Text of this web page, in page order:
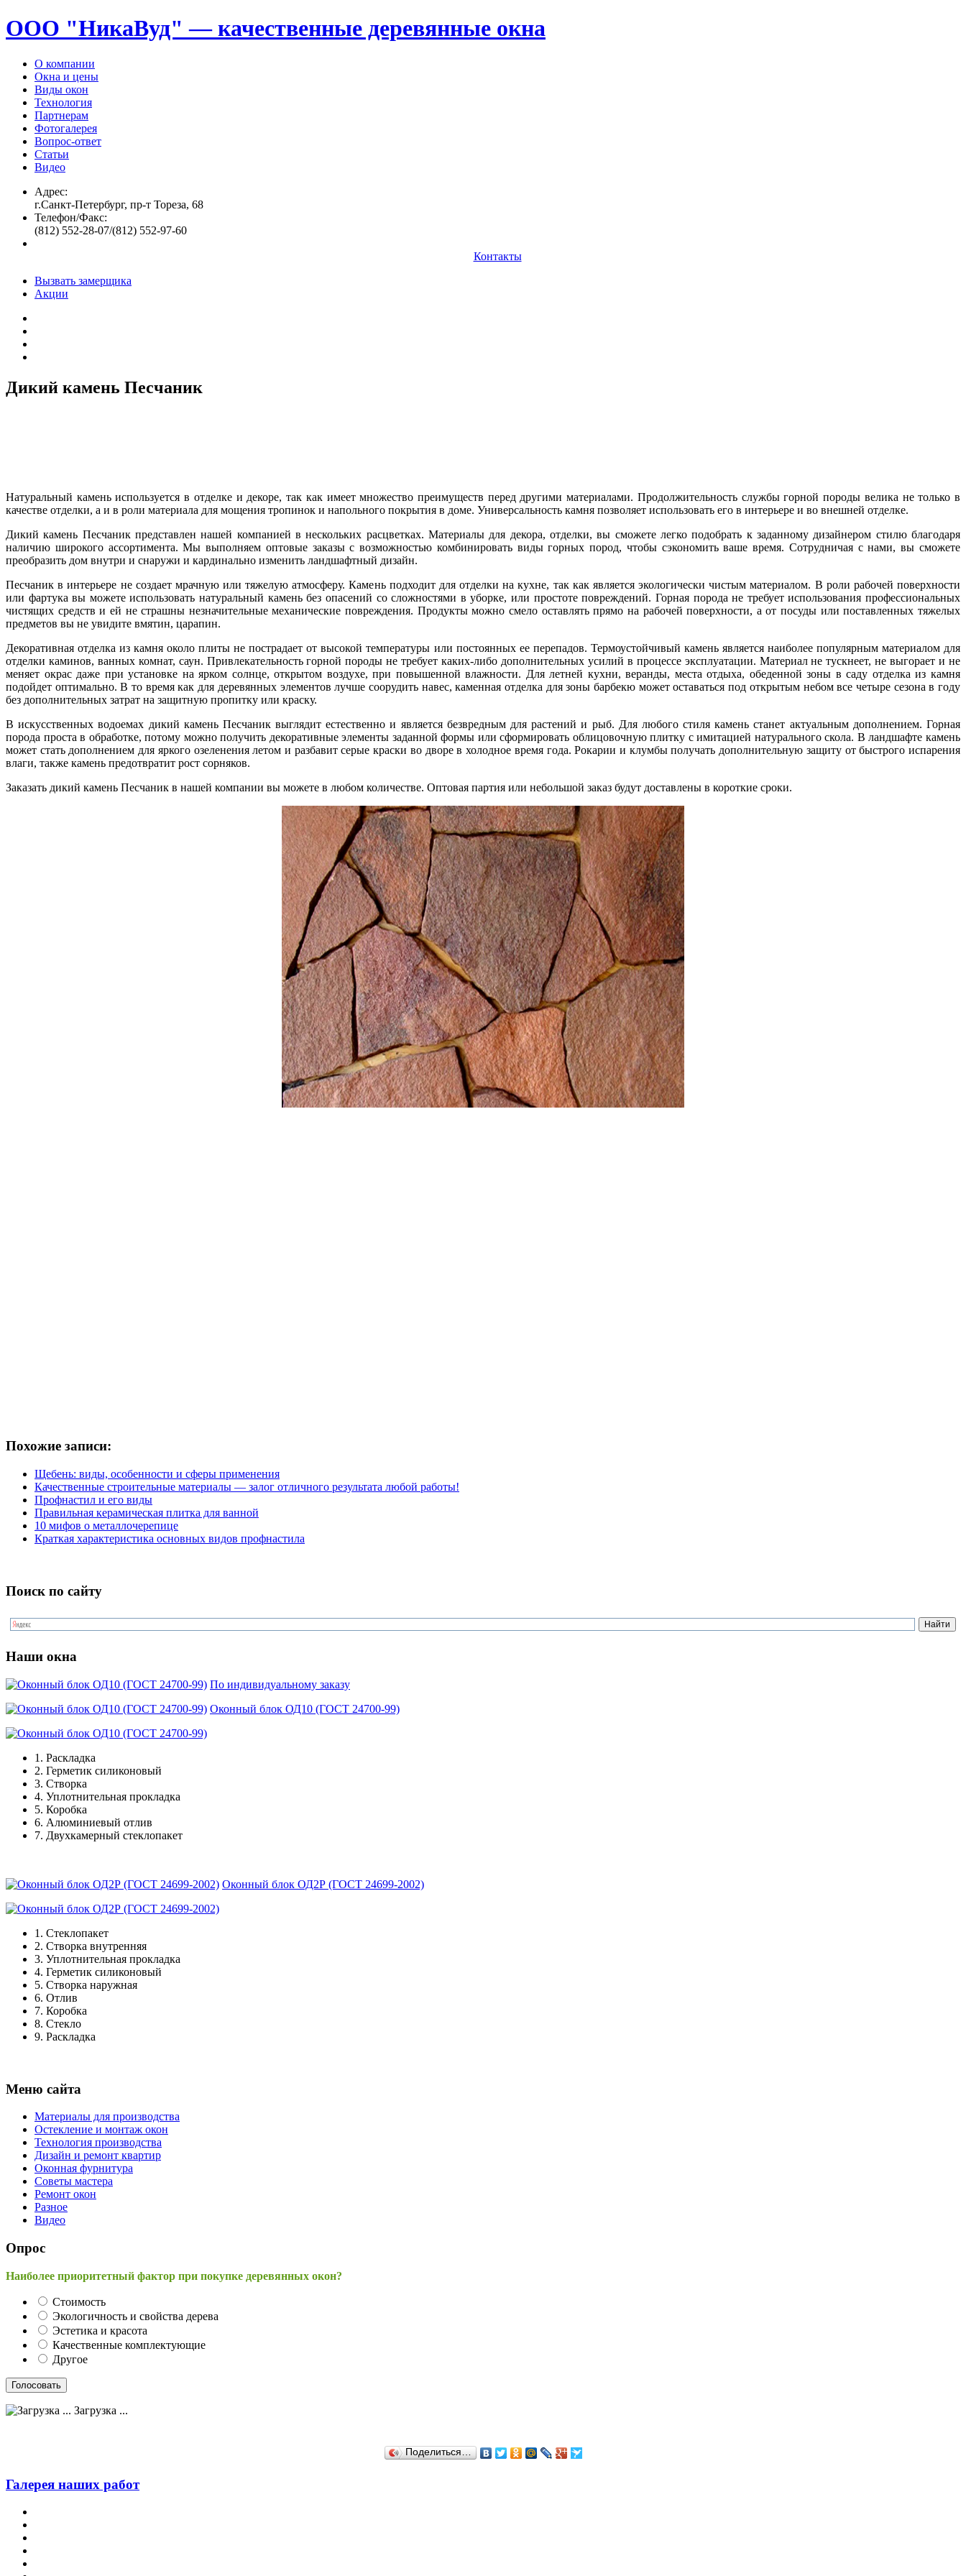
ООО "НикаВуд" — качественные деревянные окна
О компании
Окна и цены
Виды окон
Технология
Партнерам
Фотогалерея
Вопрос-ответ
Статьи
Видео
Адрес:
г.Санкт-Петербург, пр-т Тореза, 68
Телефон/Факс:
(812) 552-28-07/(812) 552-97-60
Контакты
Вызвать замерщика
Акции
Дикий камень Песчаник
Натуральный камень используется в отделке и декоре, так как имеет множество преимуществ перед другими материалами. Продолжительность службы горной породы велика не только в
качестве отделки, а и в роли материала для мощения тропинок и напольного покрытия в доме. Универсальность камня позволяет использовать его в интерьере и во внешней отделке.
Дикий камень Песчаник представлен нашей компанией в нескольких расцветках. Материалы для декора, отделки, вы сможете легко подобрать к заданному дизайнером стилю благодаря
наличию широкого ассортимента. Мы выполняем оптовые заказы с возможностью комбинировать виды горных пород, чтобы сэкономить ваше время. Сотрудничая с нами, вы сможете
преобразить дом внутри и снаружи и кардинально изменить ландшафтный дизайн.
Песчаник в интерьере не создает мрачную или тяжелую атмосферу. Камень подходит для отделки на кухне, так как является экологически чистым материалом. В роли рабочей поверхности
или фартука вы можете использовать натуральный камень без опасений со сложностями в уборке, или простоте повреждений. Горная порода не требует использования профессиональных
чистящих средств и ей не страшны незначительные механические повреждения. Продукты можно смело оставлять прямо на рабочей поверхности, а от посуды или поставленных тяжелых
предметов вы не увидите вмятин, царапин.
Декоративная отделка из камня около плиты не пострадает от высокой температуры или постоянных ее перепадов. Термоустойчивый камень является наиболее популярным материалом для
отделки каминов, ванных комнат, саун. Привлекательность горной породы не требует каких-либо дополнительных усилий в процессе эксплуатации. Материал не тускнеет, не выгорает и не
меняет окрас даже при установке на ярком солнце, открытом воздухе, при повышенной влажности. Для летней кухни, веранды, места отдыха, обеденной зоны в саду отделка из камня
подойдет оптимально. В то время как для деревянных элементов лучше соорудить навес, каменная отделка для зоны барбекю может оставаться под открытым небом все четыре сезона в году
без дополнительных затрат на защитную пропитку или краску.
В искусственных водоемах дикий камень Песчаник выглядит естественно и является безвредным для растений и рыб. Для любого стиля камень станет актуальным дополнением. Горная
порода проста в обработке, потому можно получить декоративные элементы заданной формы или сформировать облицовочную плитку с имитацией натурального скола. В ландшафте камень
может стать дополнением для яркого озеленения летом и разбавит серые краски во дворе в холодное время года. Рокарии и клумбы получать дополнительную защиту от быстрого испарения
влаги, также камень предотвратит рост сорняков.
Заказать дикий камень Песчаник в нашей компании вы можете в любом количестве. Оптовая партия или небольшой заказ будут доставлены в короткие сроки.
Похожие записи:
Щебень: виды, особенности и сферы применения
Качественные строительные материалы — залог отличного результата любой работы!
Профнастил и его виды
Правильная керамическая плитка для ванной
10 мифов о металлочерепице
Краткая характеристика основных видов профнастила
Поиск по сайту
Наши окна
По индивидуальному заказу
Оконный блок ОД10 (ГОСТ 24700-99)
1. Раскладка
2. Герметик силиконовый
3. Створка
4. Уплотнительная прокладка
5. Коробка
6. Алюминиевый отлив
7. Двухкамерный стеклопакет
Оконный блок ОД2Р (ГОСТ 24699-2002)
1. Стеклопакет
2. Створка внутренняя
3. Уплотнительная прокладка
4. Герметик силиконовый
5. Створка наружная
6. Отлив
7. Коробка
8. Стекло
9. Раскладка
Меню сайта
Материалы для производства
Остекление и монтаж окон
Технология производства
Дизайн и ремонт квартир
Оконная фурнитура
Советы мастера
Ремонт окон
Разное
Видео
Опрос
Наиболее приоритетный фактор при покупке деревянных окон?
Стоимость
Экологичность и свойства дерева
Эстетика и красота
Качественные комплектующие
Другое
Загрузка ...
Поделиться…
Галерея наших работ